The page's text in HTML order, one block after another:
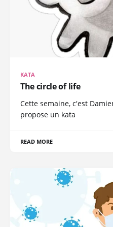
KATA
The circle of life
Cette semaine, c'est
propose un kata
READ MORE